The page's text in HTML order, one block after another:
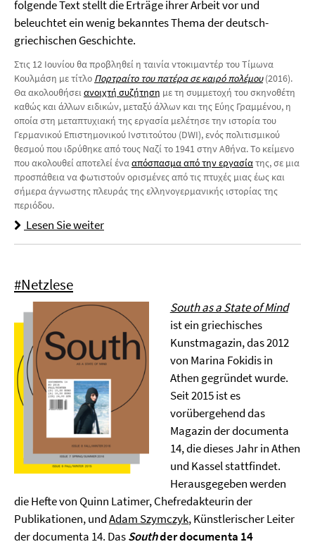
folgende Text stellt die Erträge ihrer Arbeit vor und
beleuchtet ein wenig bekanntes Thema der deutsch-
griechischen Geschichte.
Στις 12 Ιουνίου θα προβληθεί η ταινία ντοκιμαντέρ του Τίμωνα
Κουλμάση με τίτλο Πορτραίτο του πατέρα σε καιρό πολέμου(2016).
Θα ακολουθήσειανοιχτή συζήτηση με τη συμμετοχή του σκηνοθέτη
καθώς και άλλων ειδικών, μεταξύ άλλων και της Εύης Γραμμένου, η
οποία στη μεταπτυχιακή της εργασία μελέτησε την ιστορία του
Γερμανικού Επιστημονικού Ινστιτούτου (DWI), ενός πολιτισμικού
θεσμού που ιδρύθηκε από τους Ναζί το 1941 στην Αθήνα. Το κείμενο
που ακολουθεί αποτελεί ένααπόσπασμα από την εργασίατης, σε μια
προσπάθεια να φωτιστούν ορισμένες από τις πτυχές μιας έως και
σήμερα άγνωστης πλευράς της ελληνογερμανικής ιστορίας της
περιόδου.
Lesen Sie weiter
#Netzlese
South as a State of Mind
ist ein griechisches
Kunstmagazin, das 2012
von Marina Fokidis in
Athen gegründet wurde.
Seit 2015 ist es
vorübergehend das
Magazin der documenta
14, die dieses Jahr in Athen
und Kassel stattfindet.
Herausgegeben werden
die Hefte von Quinn Latimer, Chefredakteurin der
Publikationen, undAdam Szymczyk, Künstlerischer Leiter
der documenta 14. DasSouthder documenta 14